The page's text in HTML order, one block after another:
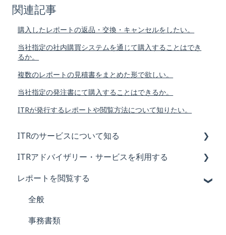
関連記事
購入したレポートの返品・交換・キャンセルをしたい。
当社指定の社内購買システムを通じて購入することはでき
るか。
複数のレポートの見積書をまとめた形で欲しい。
当社指定の発注書にて購入することはできるか。
ITRが発行するレポートや閲覧方法について知りたい。
ITRのサービスについて知る
全般
マイページ
ITRアドバイザリー・サービスを利用する
全般
事務書類
契約
レポートを閲覧する
全般
事務書類